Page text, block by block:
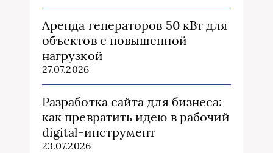
Аренда генераторов 50 кВт для
объектов с повышенной
нагрузкой
27.07.2026
Разработка сайта для бизнеса:
как превратить идею в рабочий
digital-инструмент
23.07.2026